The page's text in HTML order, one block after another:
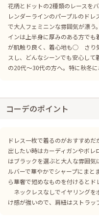
花柄とドットの2種類のレースを
レンダーラインのパープルのド
で大人フェミニンな雰囲気が漂う
インは上半身に厚みのある方で
が肌触り良く、着心地も◯ さり
スし、どんなシーンでも安心し
の20代〜30代の方へ。特に秋冬に
コーデのポイント
ドレス一枚で着るのがおすすめ
出したい時はカーディガンやボ
はブラックを選ぶと大人な雰囲
ルバーで華やかでシャープにま
ら華奢で短めなものを付けるとド
ネックレスなしでイヤリングを
け感が強いので、肩紐はストラッ